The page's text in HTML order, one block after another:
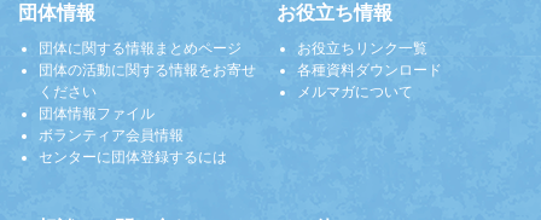
団体情報
団体に関する情報まとめページ
団体の活動に関する情報をお寄せ
ください
団体情報ファイル
ボランティア会員情報
センターに団体登録するには
お役立ち情報
お役立ちリンク一覧
各種資料ダウンロード
メルマガについて